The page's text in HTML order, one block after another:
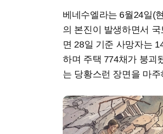
베네수엘라는 6월24일(
의 본진이 발생하면서
면 28일 기준 사망자는
하며 주택 774채가 붕괴
는 당황스런 장면을 마